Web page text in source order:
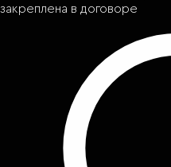
закреплена в договоре